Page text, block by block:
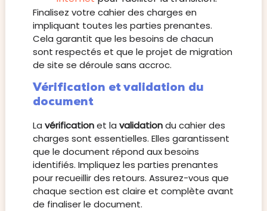
Finalisez votre cahier des charges en
impliquant toutes les parties prenantes.
Cela garantit que les besoins de chacun
sont respectés et que le projet de migration
de site se déroule sans accroc.
Vérification et validation du
document
La vérificationet la validationdu cahier des
charges sont essentielles. Elles garantissent
que le document répond aux besoins
identifiés. Impliquez les parties prenantes
pour recueillir des retours. Assurez-vous que
chaque section est claire et complète avant
de finaliser le document.